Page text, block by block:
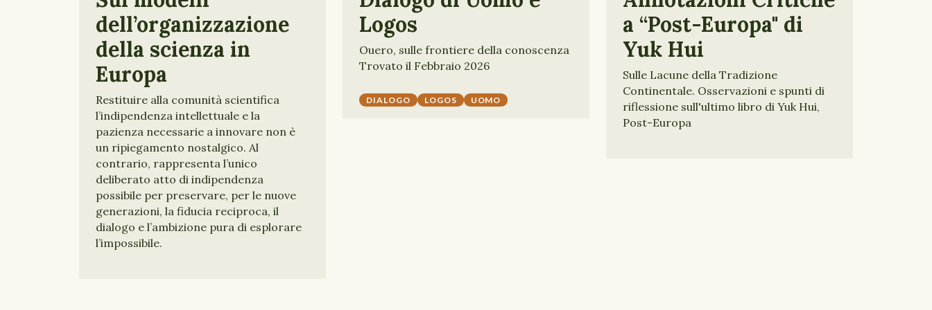
dell’organizzazione
della scienza in
Europa
Restituire alla comunità scientifica
l’indipendenza intellettuale e la
pazienza necessarie a innovare non è
un ripiegamento nostalgico. Al
contrario, rappresenta l’unico
deliberato atto di indipendenza
possibile per preservare, per le nuove
generazioni, la fiducia reciproca, il
dialogo e l’ambizione pura di esplorare
l’impossibile.
Logos
Ouero, sulle frontiere della conoscenza
Trovato il Febbraio 2026
DIALOGO LOGOS UOMO
a “Post-Europa" di
Yuk Hui
Sulle Lacune della Tradizione
Continentale. Osservazioni e spunti di
riflessione sull'ultimo libro di Yuk Hui,
Post-Europa